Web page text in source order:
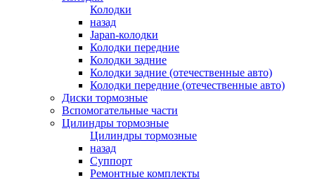
Колодки
назад
Japan-колодки
Колодки передние
Колодки задние
Колодки задние (отечественные авто)
Колодки передние (отечественные авто)
Диски тормозные
Вспомогательные части
Цилиндры тормозные
Цилиндры тормозные
назад
Суппорт
Ремонтные комплекты